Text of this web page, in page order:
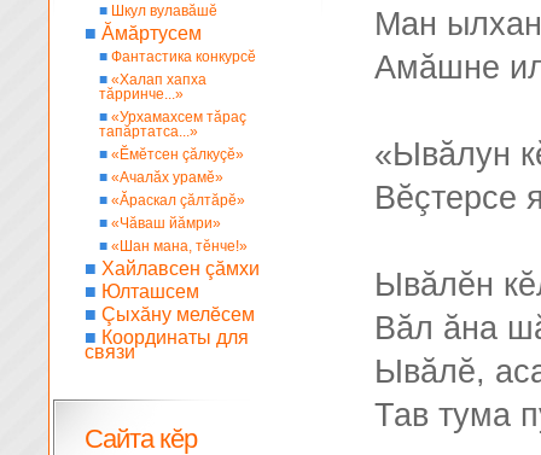
Ман
Амăшне
«Ывăлун
Вĕçтерсе
Ывăлĕн
Вăл ăна
Ывăлĕ,
Тав тума
■ Шкул вулавăшĕ
■ Ăмăртусем
■ Фантастика конкурсĕ
■ «Халап хапха
тăрринче...»
■ «Урхамахсем тăраç
тапăртатса...»
■ «Ĕмĕтсен çăлкуçĕ»
■ «Ачалăх урамĕ»
■ «Ăраскал çăлтăрĕ»
■ «Чăваш йăмри»
■ «Шан мана, тĕнче!»
■ Хайлавсен çăмхи
■ Юлташсем
■ Çыхăну мелĕсем
■ Координаты для
связи
Сайта кĕр